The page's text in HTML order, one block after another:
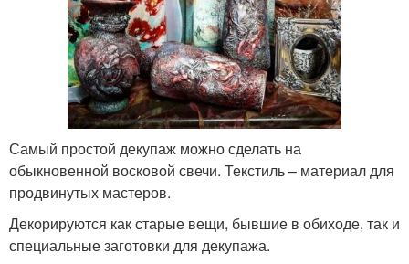
Самый простой декупаж можно сделать на
обыкновенной восковой свечи. Текстиль – материал для
продвинутых мастеров.
Декорируются как старые вещи, бывшие в обиходе, так и
специальные заготовки для декупажа.